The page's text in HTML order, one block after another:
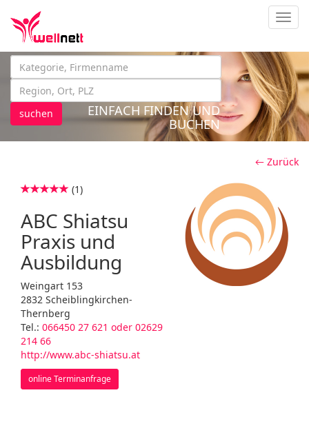
suchen
EINFACH FINDEN UND
BUCHEN
← Zurück
(1)
ABC Shiatsu
Praxis und
Ausbildung
Weingart 153
2832 Scheiblingkirchen-
Thernberg
Tel.: 066450 27 621 oder 02629
214 66
http://www.abc-shiatsu.at
online Terminanfrage